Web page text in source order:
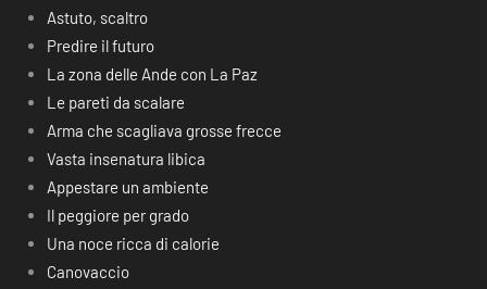
Astuto, scaltro
Predire il futuro
La zona delle Ande con La Paz
Le pareti da scalare
Arma che scagliava grosse frecce
Vasta insenatura libica
Appestare un ambiente
Il peggiore per grado
Una noce ricca di calorie
Canovaccio